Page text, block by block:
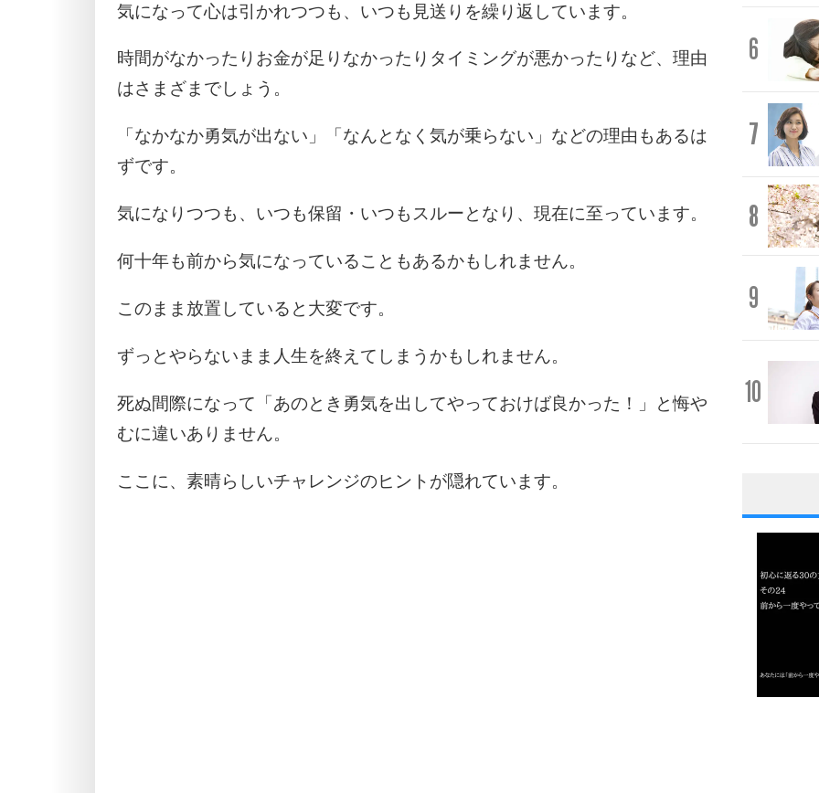
気になって心は引かれつつも、いつも見送りを繰り返しています。
時間がなかったりお金が足りなかったりタイミングが悪かったりなど、理由
はさまざまでしょう。
「なかなか勇気が出ない」「なんとなく気が乗らない」などの理由もあるは
ずです。
気になりつつも、いつも保留・いつもスルーとなり、現在に至っています。
何十年も前から気になっていることもあるかもしれません。
このまま放置していると大変です。
ずっとやらないまま人生を終えてしまうかもしれません。
死ぬ間際になって「あのとき勇気を出してやっておけば良かった！」と悔や
むに違いありません。
ここに、素晴らしいチャレンジのヒントが隠れています。
6
7
8
9
10
1
3